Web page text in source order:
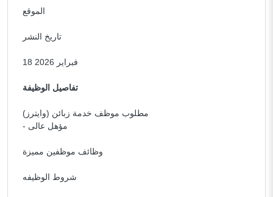
الموقع
تاريخ النشر
18 فبراير 2026
تفاصيل الوظيفة
مطلوب موظف خدمة زبائن (وايترز)
- مؤهل عالى
وظائف موظفين مميزة
شروط الوظيفه